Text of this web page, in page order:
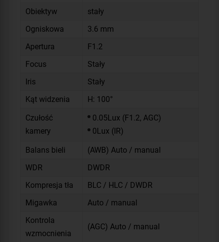
Obiektyw
stały
Ogniskowa
3.6 mm
Apertura
F1.2
Focus
Stały
Iris
Stały
Kąt widzenia
H: 100°
Czułość
kamery
0.05Lux (F1.2, AGC)
0Lux (IR)
Balans bieli
(AWB) Auto / manual
WDR
DWDR
Kompresja tła
BLC / HLC / DWDR
Migawka
Auto / manual
Kontrola
wzmocnienia
(AGC) Auto / manual